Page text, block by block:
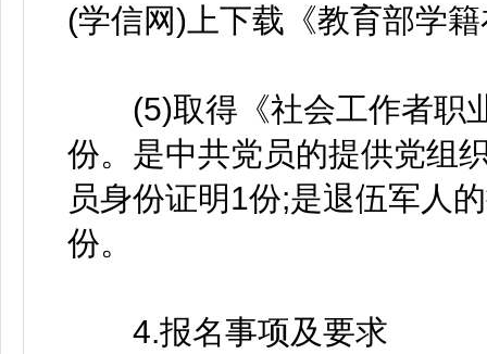
(学信网)上下载《教育部学
(5)取得《社会工作者职
份。是中共党员的提供党组
员身份证明1份;是退伍军人
份。
4.报名事项及要求